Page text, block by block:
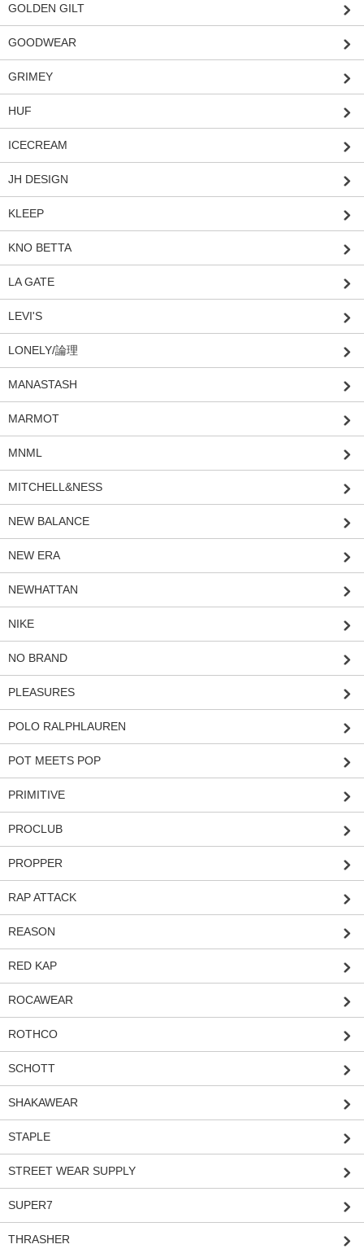
GOLDEN GILT
GOODWEAR
GRIMEY
HUF
ICECREAM
JH DESIGN
KLEEP
KNO BETTA
LA GATE
LEVI'S
LONELY/論理
MANASTASH
MARMOT
MNML
MITCHELL&NESS
NEW BALANCE
NEW ERA
NEWHATTAN
NIKE
NO BRAND
PLEASURES
POLO RALPHLAUREN
POT MEETS POP
PRIMITIVE
PROCLUB
PROPPER
RAP ATTACK
REASON
RED KAP
ROCAWEAR
ROTHCO
SCHOTT
SHAKAWEAR
STAPLE
STREET WEAR SUPPLY
SUPER7
THRASHER